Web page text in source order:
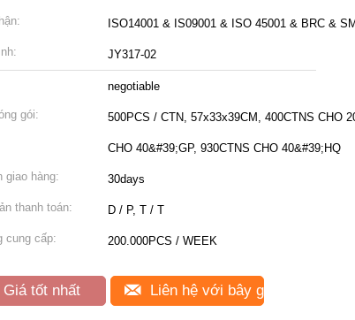
ISO14001 & IS09001 & ISO 45001 & BRC &
JY317-02
negotiable
gói: 500PCS / CTN, 57x33x39CM, 400CTNS CHO
CHO 40&#39;GP, 930CTNS CHO 40&#39;HQ
giao hàng: 30days
thanh toán: D / P, T / T
cung cấp: 200.000PCS / WEEK
Giá tốt nhất Liên hệ với bây giờ